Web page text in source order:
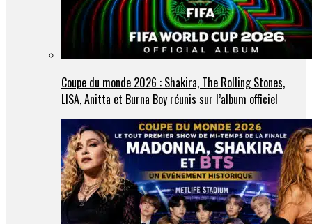
Coupe du monde 2026 : Shakira, The Rolling Stones,
LISA, Anitta et Burna Boy réunis sur l’album officiel